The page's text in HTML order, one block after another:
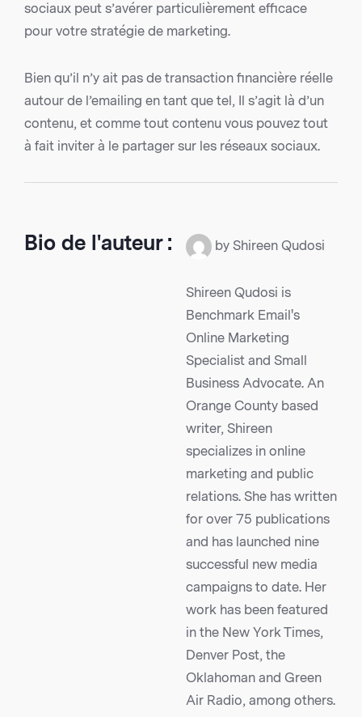
sociaux peut s’avérer particulièrement efficace
pour votre stratégie de marketing.
Bien qu’il n’y ait pas de transaction financière réelle
autour de l’emailing en tant que tel, Il s’agit là d’un
contenu, et comme tout contenu vous pouvez tout
à fait inviter à le partager sur les réseaux sociaux.
Bio de l'auteur : by Shireen Qudosi
Shireen Qudosi is
Benchmark Email's
Online Marketing
Specialist and Small
Business Advocate. An
Orange County based
writer, Shireen
specializes in online
marketing and public
relations. She has written
for over 75 publications
and has launched nine
successful new media
campaigns to date. Her
work has been featured
in the New York Times,
Denver Post, the
Oklahoman and Green
Air Radio, among others.